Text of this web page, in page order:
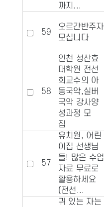
까지...
59
오르간반주자
모십니다
58
인천 성산효
대학원 전선
희교수의 아
동국악,실버
국악 강사양
성과정 모
집
57
유치원, 어린
이집 선생님
들! 많은 수업
자료 무료로
활용하세요
(전선...
귀 있는 자는